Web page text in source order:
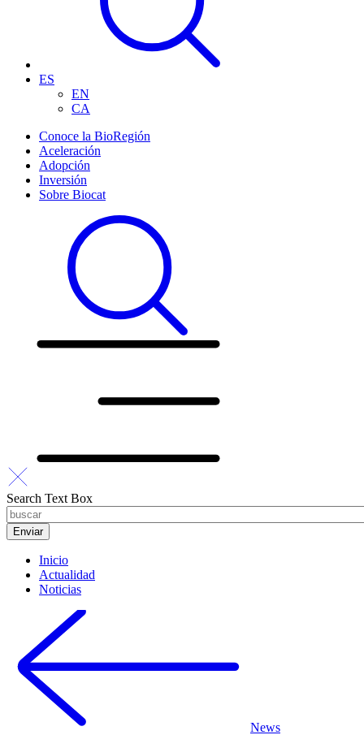
ES
EN
CA
Conoce la BioRegión
Aceleración
Adopción
Inversión
Sobre Biocat
Search Text Box
Inicio
Actualidad
Noticias
News